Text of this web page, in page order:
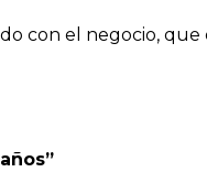
con el negocio,